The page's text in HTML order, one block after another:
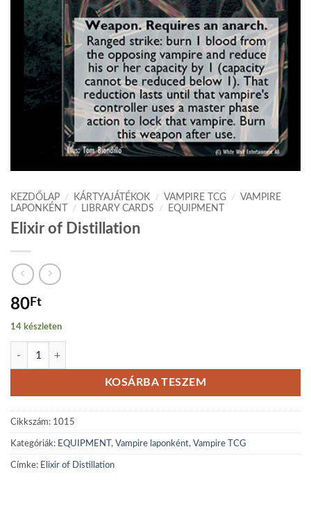
KEZDŐLAP / KÁRTYAJÁTÉKOK / VAMPIRE TCG /
VAMPIRE
LAPONKÉNT
/ LIBRARY CARDS / EQUIPMENT
Elixir of Distillation
80Ft
14 készleten
Elixir of Distillation mennyiség
KOSÁRBA TESZEM
Cikkszám: 1015
Kategóriák: EQUIPMENT , Vampire laponként, Vampire TCG
Címke: Elixir of Distillation